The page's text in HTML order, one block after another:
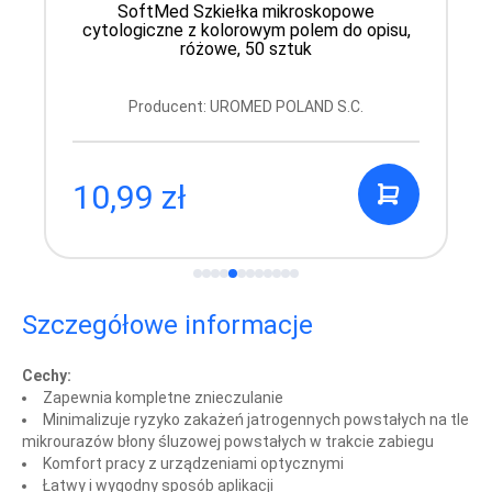
SoftMed Szkiełka mikroskopowe
cytologiczne z kolorowym polem do opisu,
różowe, 50 sztuk
Producent: UROMED POLAND S.C.
10,99 zł
Szczegółowe informacje
Cechy:
Zapewnia kompletne znieczulanie
Minimalizuje ryzyko zakażeń jatrogennych powstałych na tle
mikrourazów błony śluzowej powstałych w trakcie zabiegu
Komfort pracy z urządzeniami optycznymi
Łatwy i wygodny sposób aplikacji